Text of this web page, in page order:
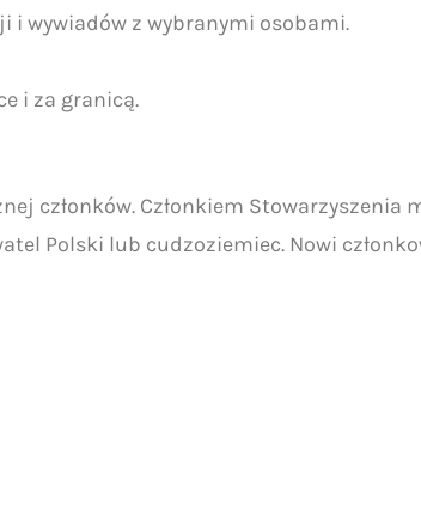
i wywiadów z wybranymi osobami.
i za granicą.
członków. Członkiem Stowarzyszenia
Polski lub cudzoziemiec. Nowi